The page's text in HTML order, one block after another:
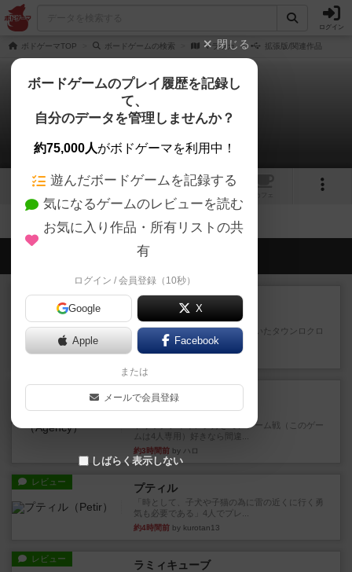
ログイン
ボドゲーマTOP ボードゲームの検索 マラッカ 拡張版/関連作品
マラッカ
拡張/関連作品 0件
会員の新しい投稿
レビュー
カブラン
以前オインクゲームスから出ていたタウンロクロ
クというゲームのリメイク版...
約1時間前by ぽっぽーくるっぽー
レビュー
充実
エージェンシー
トリックテイキング好きで、チーム戦（このゲー
ムは4人専用）好きなら間違...
約3時間前 by ハロ
レビュー プティル
「時として、子犬や子猫の為に雷の近くに行く勇
気も必要である」4人でプレ...
約4時間前 by kurotan13
レビュー ラミィキューブ
閉じる
ボードゲームのプレイ履歴を記録し
て、
自分のデータを管理しませんか？
約75,000人がボドゲーマを利用中！
遊んだボードゲームを記録する
気になるゲームのレビューを読む
お気に入り作品・所有リストの共
有
ログイン / 会員登録（10秒）
Google X
Apple Facebook
または
メールで会員登録
しばらく表示しない